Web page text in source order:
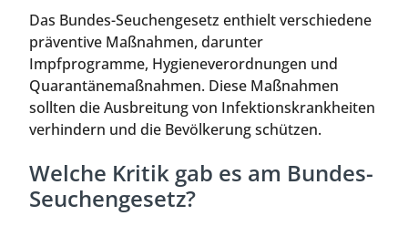
Das Bundes-Seuchengesetz enthielt verschiedene
präventive Maßnahmen, darunter
Impfprogramme, Hygieneverordnungen und
Quarantänemaßnahmen. Diese Maßnahmen
sollten die Ausbreitung von Infektionskrankheiten
verhindern und die Bevölkerung schützen.
Welche Kritik gab es am Bundes-
Seuchengesetz?